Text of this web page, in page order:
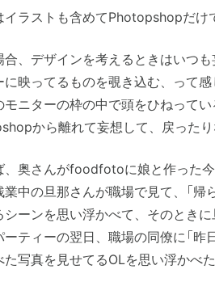
イラストも含めてPhotopshopだけ
合、デザインを考えるときはいつ
に映ってるものを覗き込む、って
モニターの枠の中で頭をひねって
から離れて妄想して、戻ったり
、奥さんがfoodfotoに娘と作った
業中の旦那さんが職場で見て、「帰
シーンを思い浮かべて、そのとき
ーティーの翌日、職場の同僚に「昨
た写真を見せてるOLを思い浮かべ